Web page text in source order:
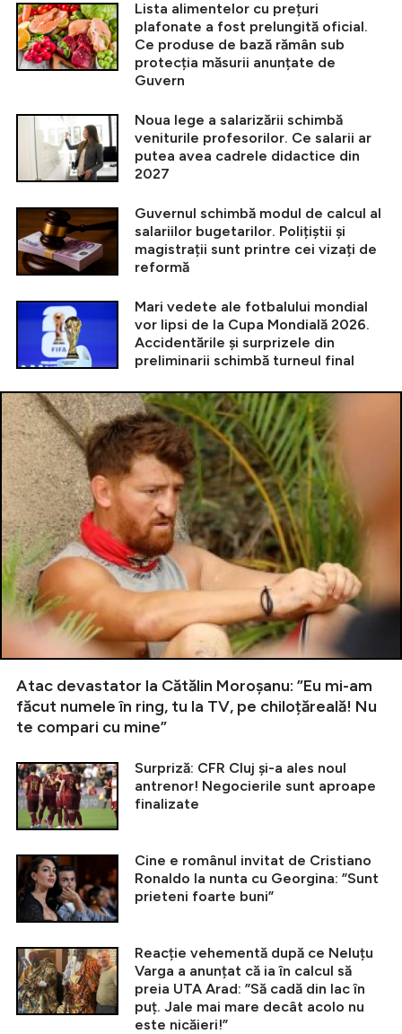
Lista alimentelor cu prețuri
plafonate a fost prelungită oficial.
Ce produse de bază rămân sub
protecția măsurii anunțate de
Guvern
Noua lege a salarizării schimbă
veniturile profesorilor. Ce salarii ar
putea avea cadrele didactice din
2027
Guvernul schimbă modul de calcul al
salariilor bugetarilor. Polițiștii și
magistrații sunt printre cei vizați de
reformă
Mari vedete ale fotbalului mondial
vor lipsi de la Cupa Mondială 2026.
Accidentările și surprizele din
preliminarii schimbă turneul final
Atac devastator la Cătălin Moroșanu: ”Eu mi-am
făcut numele în ring, tu la TV, pe chiloțăreală! Nu
te compari cu mine”
Surpriză: CFR Cluj și-a ales noul
antrenor! Negocierile sunt aproape
finalizate
Cine e românul invitat de Cristiano
Ronaldo la nunta cu Georgina: ”Sunt
prieteni foarte buni”
Reacție vehementă după ce Neluțu
Varga a anunțat că ia în calcul să
preia UTA Arad: ”Să cadă din lac în
puț. Jale mai mare decât acolo nu
este nicăieri!”